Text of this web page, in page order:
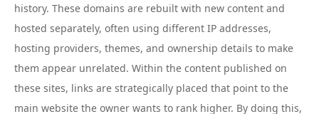
history. These domains are rebuilt with new content and
hosted separately, often using different IP addresses,
hosting providers, themes, and ownership details to make
them appear unrelated. Within the content published on
these sites, links are strategically placed that point to the
main website the owner wants to rank higher. By doing this,